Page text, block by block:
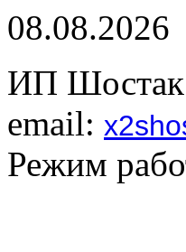
08.08.2026
ИП
email:
Режим